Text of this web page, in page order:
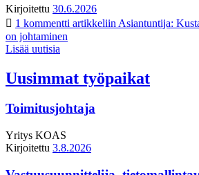
Kirjoitettu 30.6.2026
1 kommentti artikkeliin Asiantuntija:
on johtaminen
Lisää uutisia
Uusimmat työpaikat
Toimitusjohtaja
Yritys KOAS
Kirjoitettu 3.8.2026